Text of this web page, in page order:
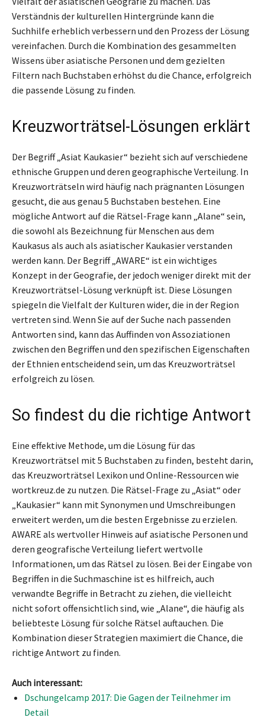
Verständnis der kulturellen Hintergründe kann die
Suchhilfe erheblich verbessern und den Prozess der Lösung
vereinfachen. Durch die Kombination des gesammelten
Wissens über asiatische Personen und dem gezielten
Filtern nach Buchstaben erhöhst du die Chance, erfolgreich
die passende Lösung zu finden.
Kreuzworträtsel-Lösungen erklärt
Der Begriff „Asiat Kaukasier“ bezieht sich auf verschiedene
ethnische Gruppen und deren geographische Verteilung. In
Kreuzworträtseln wird häufig nach prägnanten Lösungen
gesucht, die aus genau 5 Buchstaben bestehen. Eine
mögliche Antwort auf die Rätsel-Frage kann „Alane“ sein,
die sowohl als Bezeichnung für Menschen aus dem
Kaukasus als auch als asiatischer Kaukasier verstanden
werden kann. Der Begriff „AWARE“ ist ein wichtiges
Konzept in der Geografie, der jedoch weniger direkt mit der
Kreuzworträtsel-Lösung verknüpft ist. Diese Lösungen
spiegeln die Vielfalt der Kulturen wider, die in der Region
vertreten sind. Wenn Sie auf der Suche nach passenden
Antworten sind, kann das Auffinden von Assoziationen
zwischen den Begriffen und den spezifischen Eigenschaften
der Ethnien entscheidend sein, um das Kreuzworträtsel
erfolgreich zu lösen.
So findest du die richtige Antwort
Eine effektive Methode, um die Lösung für das
Kreuzworträtsel mit 5 Buchstaben zu finden, besteht darin,
das Kreuzworträtsel Lexikon und Online-Ressourcen wie
wortkreuz.de zu nutzen. Die Rätsel-Frage zu „Asiat“ oder
„Kaukasier“ kann mit Synonymen und Umschreibungen
erweitert werden, um die besten Ergebnisse zu erzielen.
AWARE als wertvoller Hinweis auf asiatische Personen und
deren geografische Verteilung liefert wertvolle
Informationen, um das Rätsel zu lösen. Bei der Eingabe von
Begriffen in die Suchmaschine ist es hilfreich, auch
verwandte Begriffe in Betracht zu ziehen, die vielleicht
nicht sofort offensichtlich sind, wie „Alane“, die häufig als
beliebteste Lösung für solche Rätsel auftauchen. Die
Kombination dieser Strategien maximiert die Chance, die
richtige Antwort zu finden.
Auch interessant:
Dschungelcamp 2017: Die Gagen der Teilnehmer im
Detail